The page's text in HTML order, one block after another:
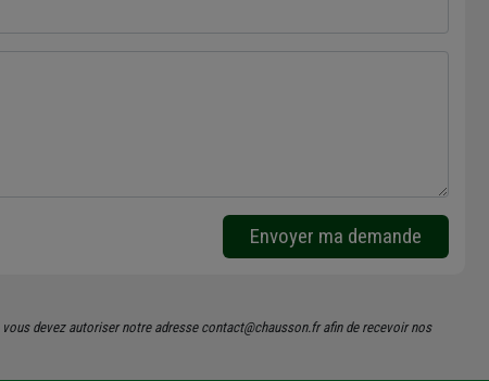
Envoyer ma demande
devez autoriser notre adresse contact@chausson.fr afin de recevoir nos